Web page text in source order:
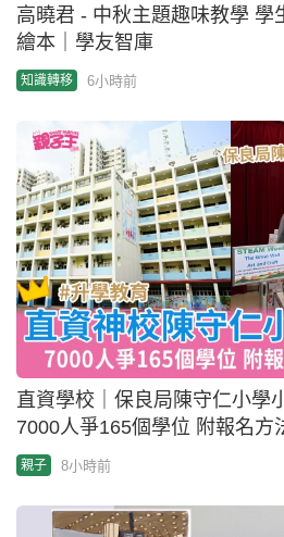
高曉君 - 中秋主題趣味教學 學
繪本｜學友智庫
知識轉移 6小時前
直資學校｜保良局陳守仁小學
7000人爭165個學位 附報名方
親子 8小時前